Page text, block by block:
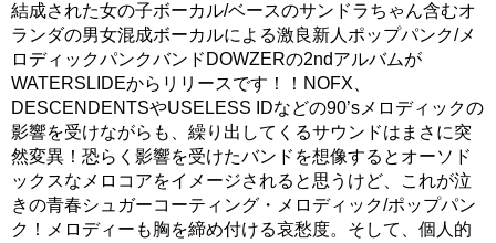
結成された女の子ボーカル/ベースのサンドラちゃん含むオ
ランダの男女混成ボーカルによる激良新人ポップパンク/メ
ロディックパンクバンドDOWZERの2ndアルバムが
WATERSLIDEからリリースです！！NOFX、
DESCENDENTSやUSELESS IDなどの90’sメロディックの
影響を受けながらも、繰り出してくるサウンドはまさに突
然変異！恐らく影響を受けたバンドを想像するとオーソド
ックスなメロコアをイメージされると思うけど、これが泣
きの青春シュガーコーティング・メロディック/ポップパン
ク！メロディーも胸を締め付ける哀愁度。そして、個人的